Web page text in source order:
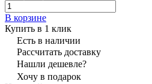
В корзине
Купить в 1 клик
Есть в наличии
Рассчитать доставку
Нашли дешевле?
Хочу в подарок